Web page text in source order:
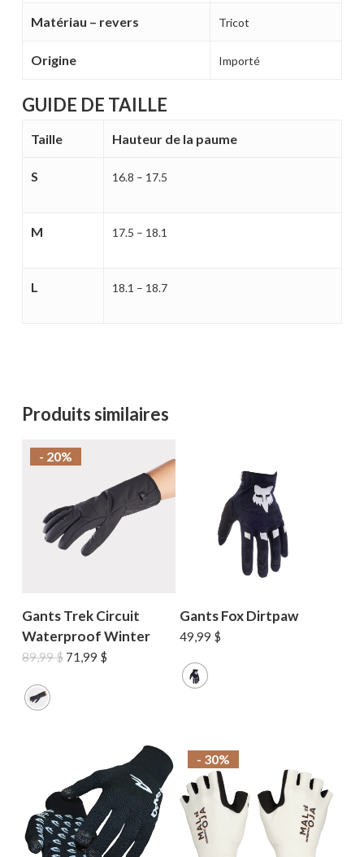
Votre panier est vide.
Matériau – revers Tricot
Origine Importé
GUIDE DE TAILLE
Taille Hauteur de la paume
S 16.8 – 17.5
M 17.5 – 18.1
L 18.1 – 18.7
Produits similaires
- 20%
Gants Trek Circuit
Waterproof Winter
89,99$ Le
71,99 $Le
Gants Fox Dirtpaw
49,99 $
- 30%